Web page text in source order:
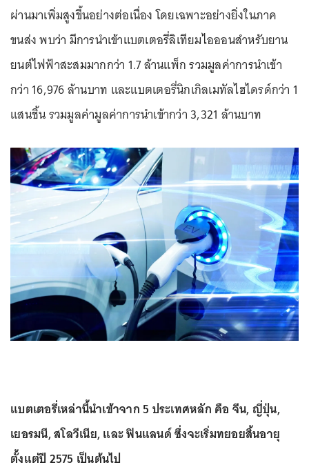
ผ่านมาเพิ่มสูงขึ้นอย่างต่อเนื่อง โดยเฉพาะอย่างยิ่งในภาค
ขนส่ง พบว่า มีการนำเข้าแบตเตอรี่ลิเทียมไอออนสำหรับยาน
ยนต์ไฟฟ้าสะสมมากกว่า 1.7 ล้านแพ็ก รวมมูลค่าการนำเข้า
กว่า 16,976 ล้านบาท และแบตเตอรี่นิกเกิลเมทัลไฮไดรด์กว่า 1
แสนชิ้น รวมมูลค่ามูลค่าการนำเข้ากว่า 3,321 ล้านบาท
แบตเตอรี่เหล่านี้นำเข้าจาก 5 ประเทศหลัก คือ จีน, ญี่ปุ่น,
เยอรมนี, สโลวีเนีย, และ ฟินแลนด์ ซึ่งจะเริ่มทยอยสิ้นอายุ
ตั้งแต่ปี 2575 เป็นต้นไป